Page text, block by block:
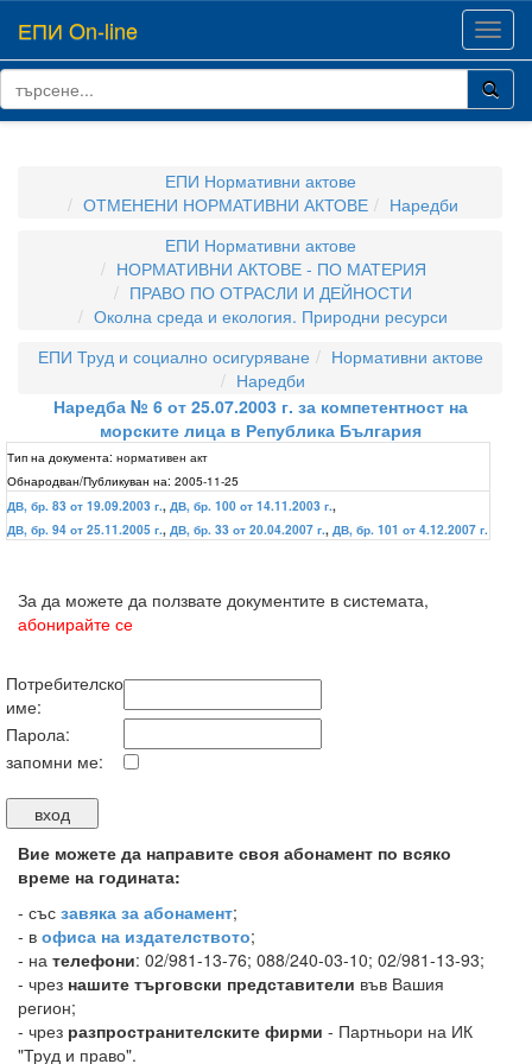
ЕПИ On-line
ЕПИ Нормативни актове
ОТМЕНЕНИ НОРМАТИВНИ АКТОВЕ
Наредби
ЕПИ Нормативни актове
НОРМАТИВНИ АКТОВЕ - ПО МАТЕРИЯ
ПРАВО ПО ОТРАСЛИ И ДЕЙНОСТИ
Околна среда и екология. Природни ресурси
ЕПИ Труд и социално осигуряване
Нормативни актове
Наредби
Наредба № 6 от 25.07.2003 г. за компетентност на
морските лица в Република България
Тип на документа: нормативен акт
Обнародван/Публикуван на: 2005-11-25
ДВ, бр. 83 от 19.09.2003 г., ДВ, бр. 100 от 14.11.2003 г.,
ДВ, бр. 94 от 25.11.2005 г., ДВ, бр. 33 от 20.04.2007 г., ДВ, бр. 101 от 4.12.2007 г.
За да можете да ползвате документите в системата,
абонирайте се
Потребителско
име:
Парола:
запомни ме:
Вие можете да направите своя абонамент по всяко
време на годината:
- със завяка за абонамент;
- в офиса на издателството;
- на телефони: 02/981-13-76; 088/240-03-10; 02/981-13-93;
- чрез нашите търговски представители във Вашия
регион;
- чрез разпространителските фирми - Партньори на ИК
"Труд и право".